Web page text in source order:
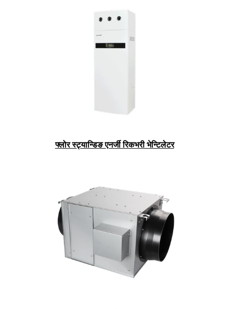
फ्लोर स्ट्यान्डिङ एनर्जी रिकभरी भेन्टिलेटर